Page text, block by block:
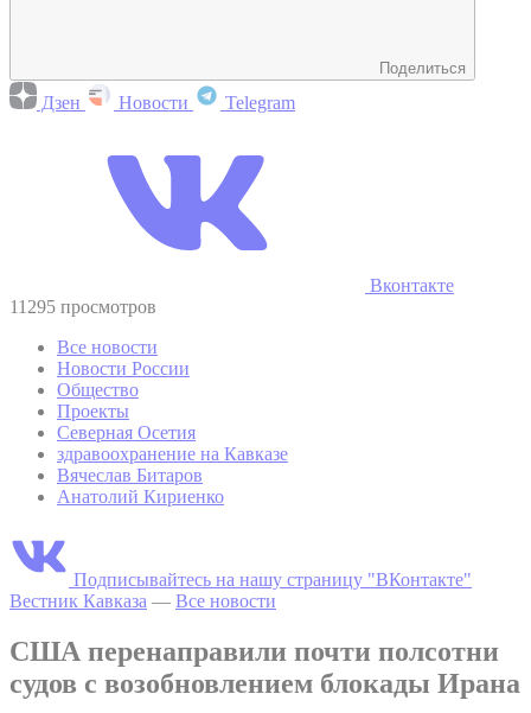
Поделиться
Дзен Новости Telegram
Вконтакте
11295 просмотров
Все новости
Новости России
Общество
Проекты
Северная Осетия
здравоохранение на Кавказе
Вячеслав Битаров
Анатолий Кириенко
Подписывайтесь на нашу страницу "ВКонтакте"
Вестник Кавказа — Все новости
США перенаправили почти полсотни
судов с возобновлением блокады Ирана